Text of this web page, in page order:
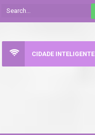
CIDADE INTELIGENTE